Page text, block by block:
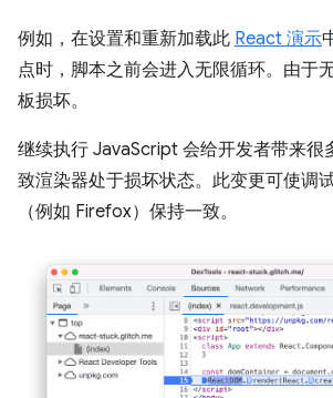
例如，在设置和重新加载此 React 演示
点时，脚本之前会进入无限循环。由于
板损坏。
继续执行 JavaScript 会给开发者带来很
致渲染器处于损坏状态。此变更可使调
（例如 Firefox）保持一致。